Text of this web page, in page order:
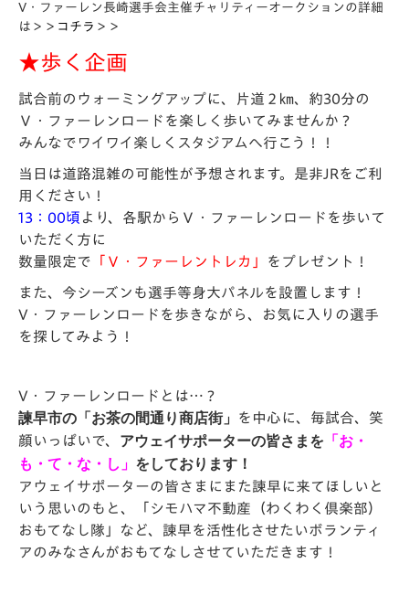
V・ファーレン長崎選手会主催チャリティーオークションの詳細
は＞＞ コチラ ＞＞
★歩く企画
試合前のウォーミングアップに、片道２㎞、約30分の
Ｖ・ファーレンロードを楽しく歩いてみませんか？
みんなでワイワイ楽しくスタジアムへ行こう！！
当日は道路混雑の可能性が予想されます。是非JRをご利
用ください！
13：00頃 より、各駅からＶ・ファーレンロードを歩いて
いただく方に
数量限定で 「Ｖ・ファーレントレカ」 をプレゼント！
また、今シーズンも選手等身大パネルを設置します！
V・ファーレンロードを歩きながら、お気に入りの選手
を探してみよう！
V・ファーレンロードとは…？
諫早市の「お茶の間通り商店街」
を中心に、毎試合、笑
顔いっぱいで、 アウェイサポーターの皆さまを 「お・
も・て・な・し」 をしております！
アウェイサポーターの皆さまにまた諫早に来てほしいと
いう思いのもと、「シモハマ不動産（わくわく倶楽部）
おもてなし隊」など、諫早を活性化させたいボランティ
アのみなさんがおもてなしさせていただきます！